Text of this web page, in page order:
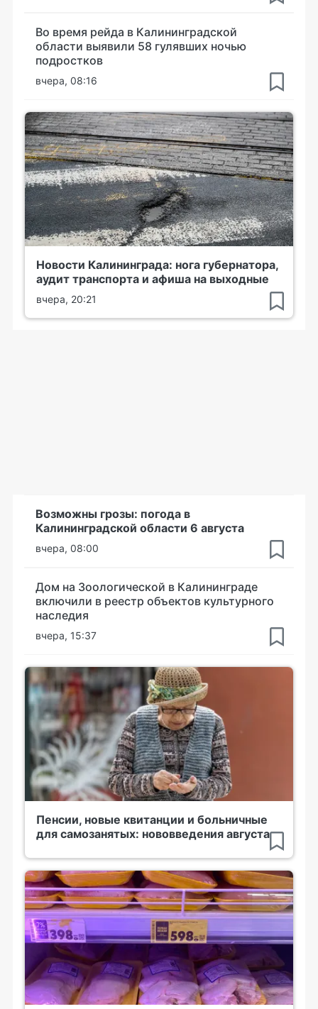
Во время рейда в Калининградской
области выявили 58 гулявших ночью
подростков
вчера, 08:16
Новости Калининграда: нога губернатора,
аудит транспорта и афиша на выходные
вчера, 20:21
Возможны грозы: погода в
Калининградской области 6 августа
вчера, 08:00
Дом на Зоологической в Калининграде
включили в реестр объектов культурного
наследия
вчера, 15:37
Пенсии, новые квитанции и больничные
для самозанятых: нововведения августа